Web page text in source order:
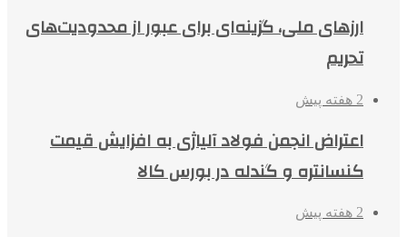
ارزهای ملی، گزینه‌ای برای عبور از محدودیت‌های
تحریم
2 هفته پیش
اعتراض انجمن فولاد آلیاژی به افزایش قیمت
کنسانتره و گندله در بورس کالا
2 هفته پیش